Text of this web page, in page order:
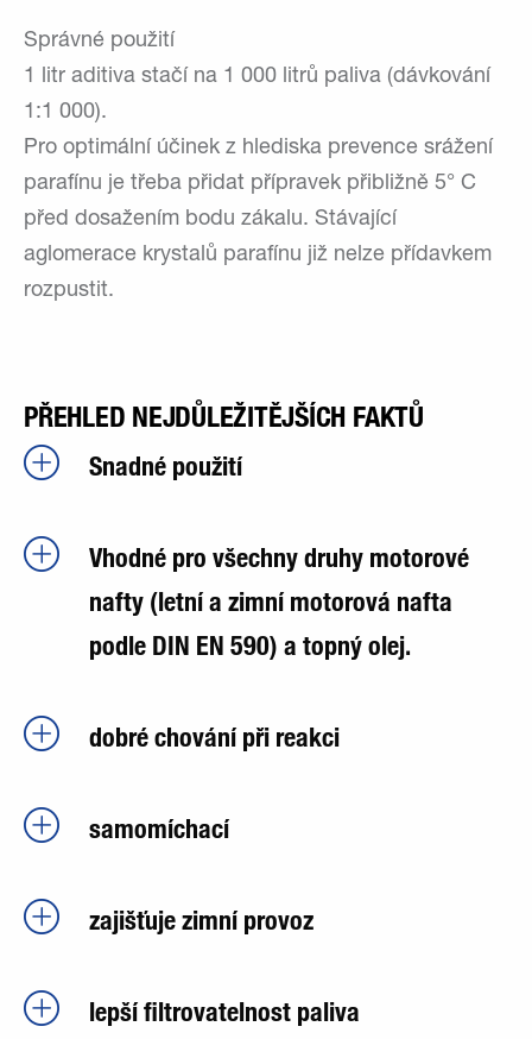
Správné použití
1 litr aditiva stačí na 1 000 litrů paliva (dávkování
1:1 000).
Pro optimální účinek z hlediska prevence srážení
parafínu je třeba přidat přípravek přibližně 5° C
před dosažením bodu zákalu. Stávající
aglomerace krystalů parafínu již nelze přídavkem
rozpustit.
PŘEHLED NEJDŮLEŽITĚJŠÍCH FAKTŮ
Snadné použití
Vhodné pro všechny druhy motorové
nafty (letní a zimní motorová nafta
podle DIN EN 590) a topný olej.
dobré chování při reakci
samomíchací
zajišťuje zimní provoz
lepší filtrovatelnost paliva